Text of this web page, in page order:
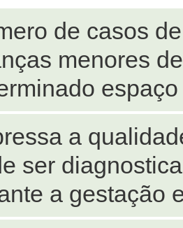
de casos
menores
a
ser
a gestação